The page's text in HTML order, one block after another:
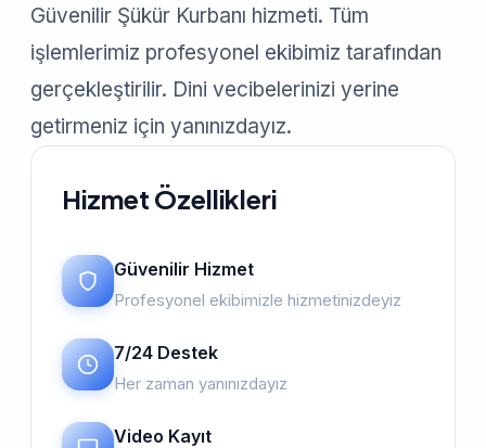
Güvenilir Şükür Kurbanı hizmeti. Tüm
işlemlerimiz profesyonel ekibimiz tarafından
gerçekleştirilir. Dini vecibelerinizi yerine
getirmeniz için yanınızdayız.
Hizmet Özellikleri
Güvenilir Hizmet
Profesyonel ekibimizle hizmetinizdeyiz
7/24 Destek
Her zaman yanınızdayız
Video Kayıt